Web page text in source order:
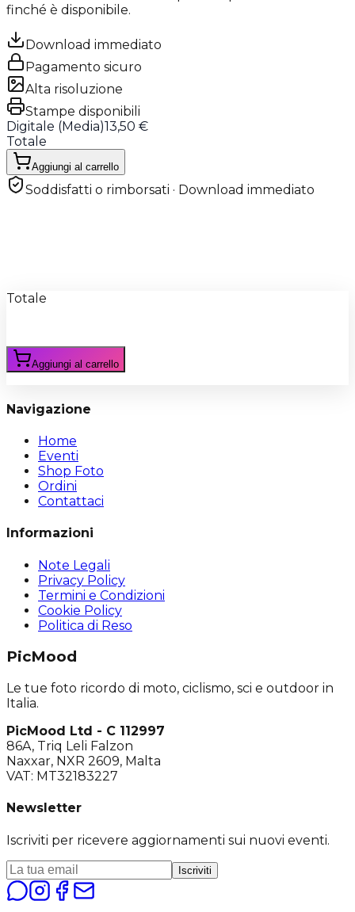
finché è disponibile.
Download immediato
Pagamento sicuro
Alta risoluzione
Stampe disponibili
Digitale (Media)13,50 €
Totale
Aggiungi al carrello
Soddisfatti o rimborsati · Download immediato
Totale
Aggiungi al carrello
Navigazione
Home
Eventi
Shop Foto
Ordini
Contattaci
Informazioni
Note Legali
Privacy Policy
Termini e Condizioni
Cookie Policy
Politica di Reso
PicMood
Le tue foto ricordo di moto, ciclismo, sci e outdoor in
Italia.
PicMood Ltd - C 112997
86A, Triq Leli Falzon
Naxxar, NXR 2609, Malta
VAT: MT32183227
Newsletter
Iscriviti per ricevere aggiornamenti sui nuovi eventi.
Iscriviti